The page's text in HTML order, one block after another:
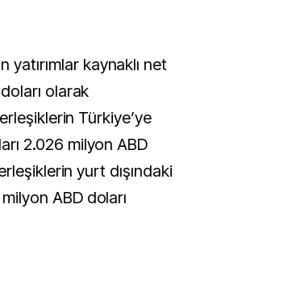
yatırımlar kaynaklı net
olarak
Türkiye’ye
2.026 milyon ABD
yurt dışındaki
ABD doları